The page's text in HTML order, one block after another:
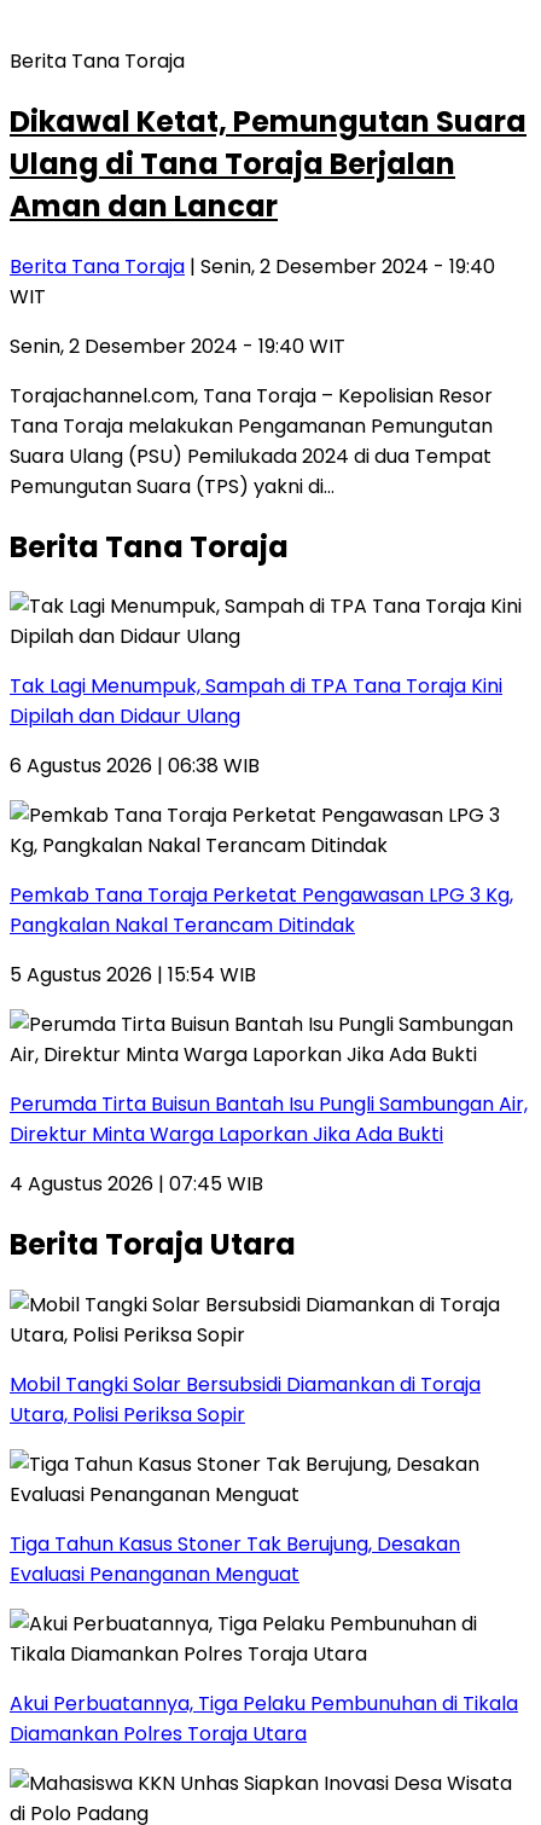
Berita Tana Toraja
Dikawal Ketat, Pemungutan Suara
Ulang di Tana Toraja Berjalan
Aman dan Lancar
Berita Tana Toraja | Senin, 2 Desember 2024 - 19:40
WIT
Senin, 2 Desember 2024 - 19:40 WIT
Torajachannel.com, Tana Toraja – Kepolisian Resor
Tana Toraja melakukan Pengamanan Pemungutan
Suara Ulang (PSU) Pemilukada 2024 di dua Tempat
Pemungutan Suara (TPS) yakni di…
Berita Tana Toraja
Tak Lagi Menumpuk, Sampah di TPA Tana Toraja Kini
Dipilah dan Didaur Ulang
6 Agustus 2026 | 06:38 WIB
Pemkab Tana Toraja Perketat Pengawasan LPG 3 Kg,
Pangkalan Nakal Terancam Ditindak
5 Agustus 2026 | 15:54 WIB
Perumda Tirta Buisun Bantah Isu Pungli Sambungan Air,
Direktur Minta Warga Laporkan Jika Ada Bukti
4 Agustus 2026 | 07:45 WIB
Berita Toraja Utara
Mobil Tangki Solar Bersubsidi Diamankan di Toraja
Utara, Polisi Periksa Sopir
Tiga Tahun Kasus Stoner Tak Berujung, Desakan
Evaluasi Penanganan Menguat
Akui Perbuatannya, Tiga Pelaku Pembunuhan di Tikala
Diamankan Polres Toraja Utara